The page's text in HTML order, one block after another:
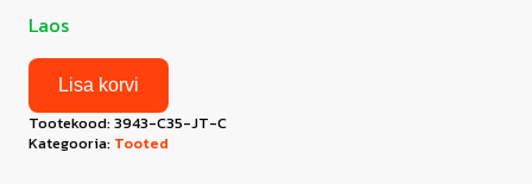
Laos
Lisa korvi
Tootekood:3943-C35-JT-C
Kategooria: Tooted